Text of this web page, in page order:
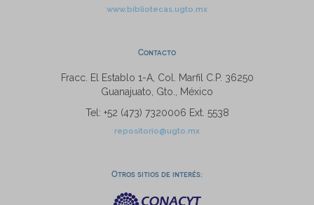
www.bibliotecas.ugto.mx
Contacto
Fracc. El Establo 1-A, Col. Marfil C.P. 36250
Guanajuato, Gto., México
Tel: +52 (473) 7320006 Ext. 5538
repositorio@ugto.mx
Otros sitios de interés: